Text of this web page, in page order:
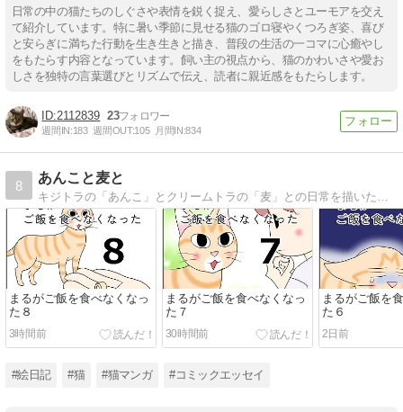
日常の中の猫たちのしぐさや表情を鋭く捉え、愛らしさとユーモアを交え
て紹介しています。特に暑い季節に見せる猫のゴロ寝やくつろぎ姿、喜び
と安らぎに満ちた行動を生き生きと描き、普段の生活の一コマに心癒やし
をもたらす内容となっています。飼い主の視点から、猫のかわいさや愛お
しさを独特の言葉選びとリズムで伝え、読者に親近感をもたらします。
2112839 23
週間IN:183 週間OUT:105 月間IN:834
8
あんこと麦と
まるがご飯を食べなくなっ
た８
3時間前
まるがご飯を食べなくなっ
た７
30時間前
まるがご飯を
た６
2日前
#絵日記 #猫 #猫マンガ #コミックエッセイ